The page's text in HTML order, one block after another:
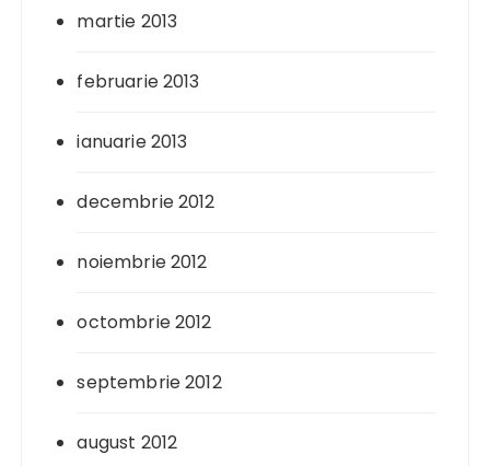
martie 2013
februarie 2013
ianuarie 2013
decembrie 2012
noiembrie 2012
octombrie 2012
septembrie 2012
august 2012